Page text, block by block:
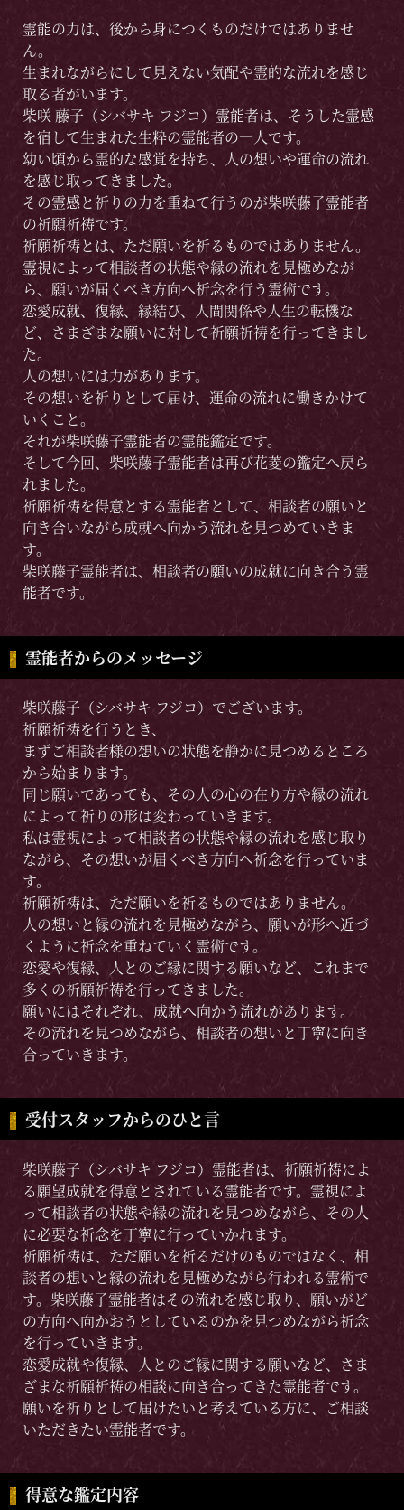
霊能の力は、後から身につくものだけではありませ
ん。
生まれながらにして見えない気配や霊的な流れを感じ
取る者がいます。
柴咲 藤子（シバサキ フジコ）霊能者は、そうした霊感
を宿して生まれた生粋の霊能者の一人です。
幼い頃から霊的な感覚を持ち、人の想いや運命の流れ
を感じ取ってきました。
その霊感と祈りの力を重ねて行うのが柴咲藤子霊能者
の祈願祈祷です。
祈願祈祷とは、ただ願いを祈るものではありません。
霊視によって相談者の状態や縁の流れを見極めなが
ら、願いが届くべき方向へ祈念を行う霊術です。
恋愛成就、復縁、縁結び、人間関係や人生の転機な
ど、さまざまな願いに対して祈願祈祷を行ってきまし
た。
人の想いには力があります。
その想いを祈りとして届け、運命の流れに働きかけて
いくこと。
それが柴咲藤子霊能者の霊能鑑定です。
そして今回、柴咲藤子霊能者は再び花菱の鑑定へ戻ら
れました。
祈願祈祷を得意とする霊能者として、相談者の願いと
向き合いながら成就へ向かう流れを見つめていきま
す。
柴咲藤子霊能者は、相談者の願いの成就に向き合う霊
能者です。
霊能者からのメッセージ
柴咲藤子（シバサキ フジコ）でございます。
祈願祈祷を行うとき、
まずご相談者様の想いの状態を静かに見つめるところ
から始まります。
同じ願いであっても、その人の心の在り方や縁の流れ
によって祈りの形は変わっていきます。
私は霊視によって相談者の状態や縁の流れを感じ取り
ながら、その想いが届くべき方向へ祈念を行っていま
す。
祈願祈祷は、ただ願いを祈るものではありません。
人の想いと縁の流れを見極めながら、願いが形へ近づ
くように祈念を重ねていく霊術です。
恋愛や復縁、人とのご縁に関する願いなど、これまで
多くの祈願祈祷を行ってきました。
願いにはそれぞれ、成就へ向かう流れがあります。
その流れを見つめながら、相談者の想いと丁寧に向き
合っていきます。
受付スタッフからのひと言
柴咲藤子（シバサキ フジコ）霊能者は、祈願祈祷によ
る願望成就を得意とされている霊能者です。霊視によ
って相談者の状態や縁の流れを見つめながら、その人
に必要な祈念を丁寧に行っていかれます。
祈願祈祷は、ただ願いを祈るだけのものではなく、相
談者の想いと縁の流れを見極めながら行われる霊術で
す。柴咲藤子霊能者はその流れを感じ取り、願いがど
の方向へ向かおうとしているのかを見つめながら祈念
を行っていきます。
恋愛成就や復縁、人とのご縁に関する願いなど、さま
ざまな祈願祈祷の相談に向き合ってきた霊能者です。
願いを祈りとして届けたいと考えている方に、ご相談
いただきたい霊能者です。
得意な鑑定内容